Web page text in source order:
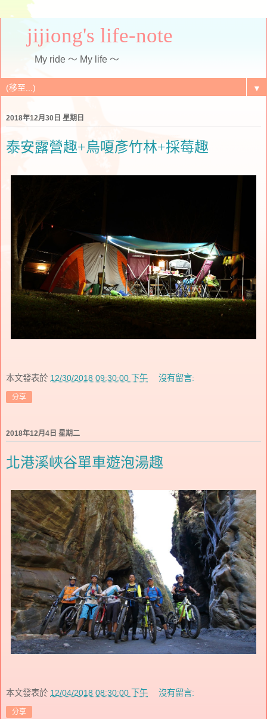
jijiong's life-note
My ride ～ My life ～
▼
2018年12月30日 星期日
泰安露營趣+烏嗄彥竹林+採莓趣
本文發表於 12/30/2018 09:30:00 下午 沒有留言:
分享
2018年12月4日 星期二
北港溪峽谷單車遊泡湯趣
本文發表於 12/04/2018 08:30:00 下午 沒有留言:
分享